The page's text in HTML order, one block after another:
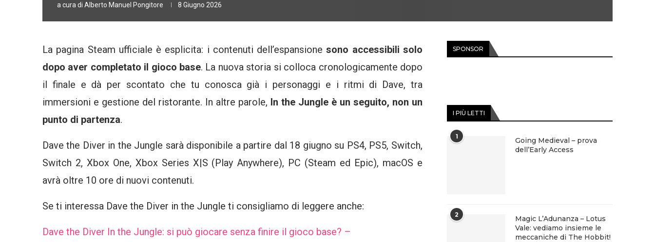
a cura di Alberto Manuel Pongitore 8 Giugno 2026
La pagina Steam ufficiale è esplicita: i contenuti dell’espansionesono accessibili solo
dopo aver completato il gioco base. La nuova storia si colloca cronologicamente dopo
il finale e dà per scontato che tu conosca già i personaggi e i ritmi di Dave, tra
immersioni e gestione del ristorante. In altre parole, In the Jungle è un seguito, non un
punto di partenza.
Dave the Diver in the Jungle sarà disponibile a partire dal 18 giugno su PS4, PS5, Switch,
Switch 2, Xbox One, Xbox Series X|S (Play Anywhere), PC (Steam ed Epic), macOS e
avrà oltre 10 ore di nuovi contenuti.
Se ti interessa Dave the Diver in the Jungle ti consigliamo di leggere anche:
Dave the Diver In the Jungle: si può giocare senza finire il gioco base? –
SPONSOR
I PIÙ LETTI
1
Going Medieval – prova
dell’Early Access
2
Magic L’Adunanza – Lotus
Vale: vediamo insieme le
meccaniche di The Hobbit!